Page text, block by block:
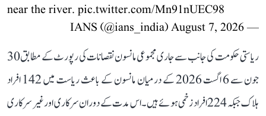
near the river. pic.twitter.com/Mn91nUEC98
— IANS (@ians_india)
August 7, 2026
ریاستی حکومت کی جانب سے جاری مجموعی مانسون نقصانات کی رپورٹ کے مطابق 30
جون سے 6 اگست 2026 کے درمیان مانسون کے باعث ریاست میں 142 افراد
ہلاک جبکہ 224 افراد زخمی ہوئے ہیں۔ اس مدت کے دوران سرکاری اور غیر سرکاری